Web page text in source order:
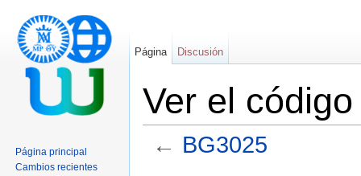
Ver el
← BG3025
Página Discusión
Página principal
Cambios recientes